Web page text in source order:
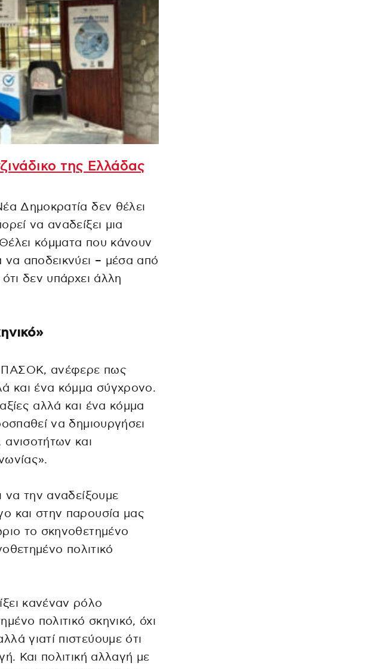
της Ελλάδας
Δημοκρατία δεν θέλει
να αναδείξει μια
κόμματα που κάνουν
να αποδεικνύει – μέσα από
δεν υπάρχει άλλη
ΠΑΣΟΚ, ανέφερε πως
και ένα κόμμα σύγχρονο.
αλλά και ένα κόμμα
να δημιουργήσει
και
να την αναδείξουμε
και στην παρουσία μας
το σκηνοθετημένο
πολιτικό
κανέναν ρόλο
πολιτικό σκηνικό, όχι
γιατί πιστεύουμε ότι
Και πολιτική αλλαγή με